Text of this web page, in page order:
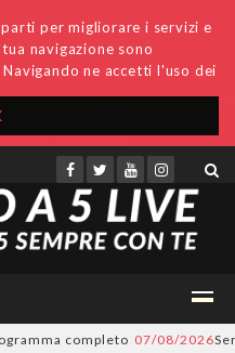
per migliorare i servizi e
navigazione sono
ne accetti l'uso dei
Redazione
completo 07/08/2026Serie